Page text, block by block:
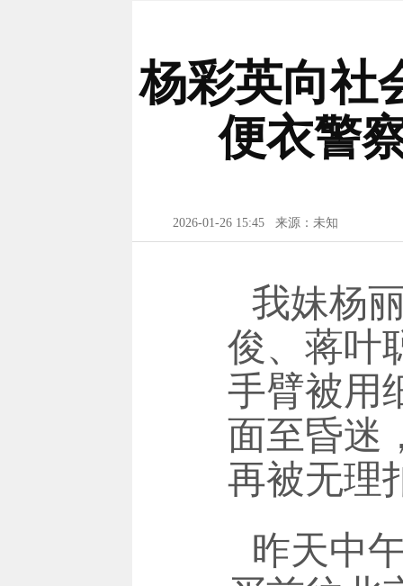
杨彩英向社
便衣警
2026-01-26 15:45 来源：未知
我妹杨
俊、蒋叶
手臂被用
面至昏迷
再被无理
昨天中